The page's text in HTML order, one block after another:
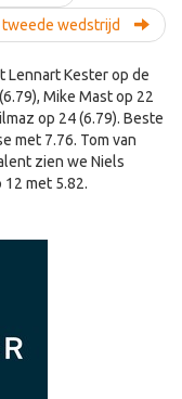
wedstrijd
Lennart Kester op de
Mike Mast op 22
op 24 (6.79). Beste
met 7.76. Tom van
zien we Niels
12 met 5.82.